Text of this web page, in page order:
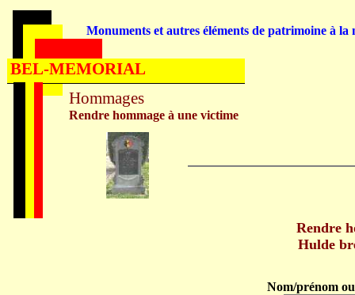
Rendre
Hulde
Nom/prénom
Hommages
Rendre hommage à une victime
Monuments et autres éléments de patrimoine à la
BEL-MEMORIAL